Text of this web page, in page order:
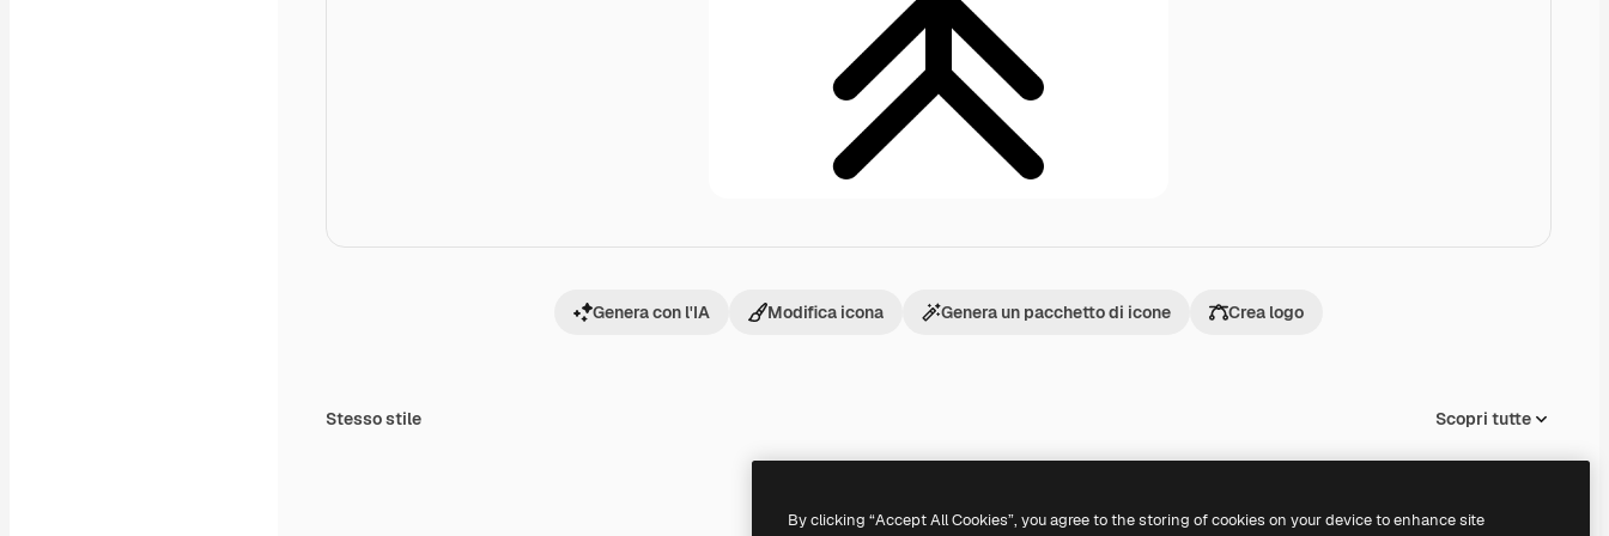
Genera con l'IA Modifica icona Genera un pacchetto di icone Crea logo
Stesso stile Scopri tutte
By clicking “Accept All Cookies”, you agree to the storing of cookies on your device to enhance site